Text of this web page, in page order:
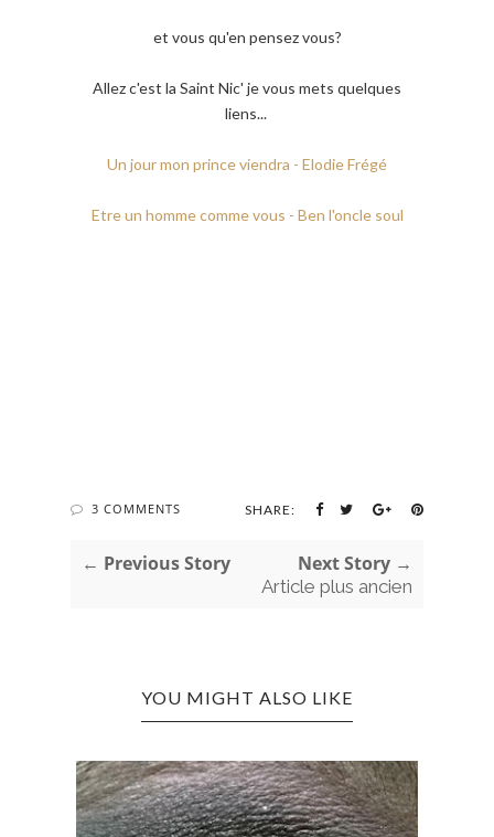
et vous qu'en pensez vous?
Allez c'est la Saint Nic' je vous mets quelques
liens...
Un jour mon prince viendra - Elodie Frégé
Etre un homme comme vous - Ben l'oncle soul
3 COMMENTS SHARE:
← Previous Story Next Story →
Article plus ancien
YOU MIGHT ALSO LIKE